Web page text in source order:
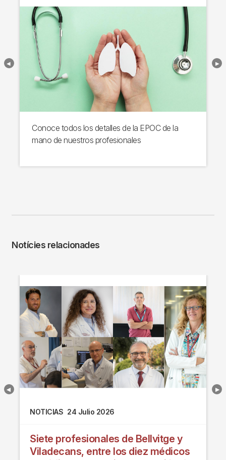
Conoce todos los detalles de la EPOC de la
mano de nuestros profesionales
Notícies relacionades
NOTICIAS 24 Julio 2026
Siete profesionales de Bellvitge y
Viladecans, entre los diez médicos